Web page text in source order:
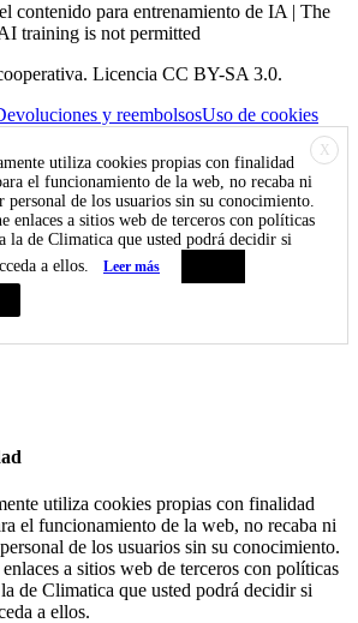
contenido para entrenamiento de IA | The
training is not permitted
Licencia CC BY-SA 3.0.
y reembolsosUso de cookies
X
utiliza cookies propias con finalidad
el funcionamiento de la web, no recaba ni
personal de los usuarios sin su conocimiento.
enlaces a sitios web de terceros con políticas
la de Climatica que usted podrá decidir si
a ellos.
Leer más
utiliza cookies propias con finalidad
el funcionamiento de la web, no recaba ni
de los usuarios sin su conocimiento.
a sitios web de terceros con políticas
de Climatica que usted podrá decidir si
a ellos.